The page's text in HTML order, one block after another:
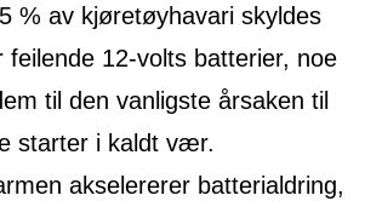
% av kjøretøyhavari skyldes
feilende 12-volts batterier, noe
til den vanligste årsaken til
starter i kaldt vær.
akselererer batterialdring,